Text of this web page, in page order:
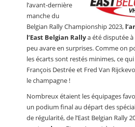
l’avant-dernière
manche du
Belgian Rally Championship 2023,
l’East Belgian Rallya été disputée
peu avare en surprises. Comme on
les écarts sont restés minimes, ce qui
François Destrée et Fred Van
le champagne !
Nombreux étaient les équipages
un podium final au départ des
de régularité, de l’East Belgian Rally